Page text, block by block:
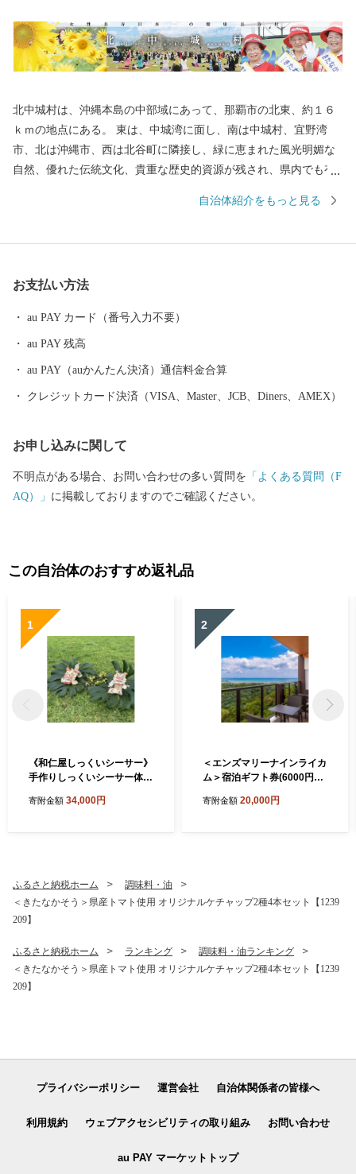
北中城村は、沖縄本島の中部域にあって、那覇市の北東、約１６
ｋｍの地点にある。 東は、中城湾に面し、南は中城村、宜野湾
市、北は沖縄市、西は北谷町に隣接し、緑に恵まれた風光明媚な
自然、優れた伝統文化、貴重な歴史的資源が残され、県内でも有
生命表で、女性の平均寿命が８９．０歳で最も長く、安心・安全
自治体紹介をもっと見る
お支払い方法
au PAY カード（番号入力不要）
au PAY 残高
au PAY（auかんたん決済）通信料金合算
クレジットカード決済（VISA、Master、JCB、Diners、AMEX）
お申し込みに関して
不明点がある場合、お問い合わせの多い質問を 「よくある質問（F
AQ）」 に掲載しておりますのでご確認ください。
この自治体のおすすめ返礼品
1
《和仁屋しっくいシーサー》
手作りしっくいシーサー体
寄附金額 34,000円
2
＜エンズマリーナインライカ
ム＞宿泊ギフト券(6000円分)
寄附金額 20,000円
ふるさと納税ホーム
調味料・油
＜きたなかそう＞県産トマト使用 オリジナルケチャップ2種4本セット【1239
209】
ふるさと納税ホーム ランキング
調味料・油ランキング
＜きたなかそう＞県産トマト使用 オリジナルケチャップ2種4本セット【1239
209】
プライバシーポリシー 運営会社 自治体関係者の皆様へ
利用規約 ウェブアクセシビリティの取り組み お問い合わせ
au PAY マーケットトップ